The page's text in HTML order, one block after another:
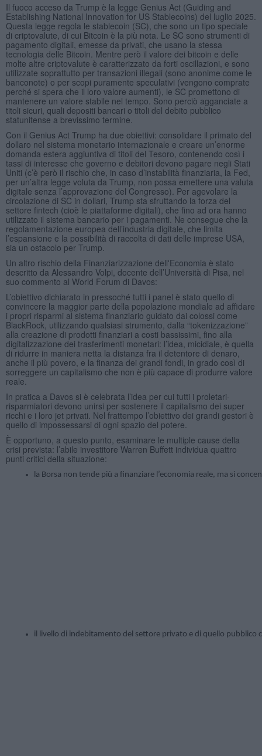
Il fuoco acceso da Trump è la legge Genius Act (Guiding and
Establishing National Innovation for US Stablecoins) del luglio 2025.
Questa legge regola le stablecoin (SC), che sono un tipo speciale
di criptovalute, di cui Bitcoin è la più nota. Le SC sono strumenti di
pagamento digitali, emesse da privati, che usano la stessa
tecnologia delle Bitcoin. Mentre però il valore dei bitcoin e delle
molte altre criptovalute è caratterizzato da forti oscillazioni, e sono
utilizzate soprattutto per transazioni illegali (sono anonime come le
banconote) o per scopi puramente speculativi (vengono comprate
perché si spera che il loro valore aumenti), le SC promettono di
mantenere un valore stabile nel tempo. Sono perciò agganciate a
titoli sicuri, quali depositi bancari o titoli del debito pubblico
statunitense a brevissimo termine.
Con il Genius Act Trump ha due obiettivi: consolidare il primato del
dollaro nel sistema monetario internazionale e creare un’enorme
domanda estera aggiuntiva di titoli del Tesoro, contenendo così i
tassi di interesse che governo e debitori devono pagare negli Stati
Uniti (c’è però il rischio che, in caso d’instabilità finanziaria, la Fed,
per un’altra legge voluta da Trump, non possa emettere una valuta
digitale senza l’approvazione del Congresso). Per agevolare la
circolazione di SC in dollari, Trump sta sfruttando la forza del
settore fintech (cioè le piattaforme digitali), che fino ad ora hanno
utilizzato il sistema bancario per i pagamenti. Ne consegue che la
regolamentazione europea dell’industria digitale, che limita
l’espansione e la possibilità di raccolta di dati delle imprese USA,
sia un ostacolo per Trump.
Un altro rischio della Finanziarizzazione dell'Economia è stato
descritto da Alessandro Volpi, docente dell’Università di Pisa, nel
suo commento al World Forum di Davos:
L’obiettivo dichiarato in pressoché tutti i panel è stato quello di
convincere la maggior parte della popolazione mondiale ad affidare
i propri risparmi al sistema finanziario guidato dai colossi come
BlackRock, utilizzando qualsiasi strumento, dalla “tokenizzazione”
alla creazione di prodotti finanziari a costi bassissimi, fino alla
digitalizzazione dei trasferimenti monetari: l’idea, micidiale, è quella
di ridurre in maniera netta la distanza fra il detentore di denaro,
anche il più povero, e la finanza dei grandi fondi, in grado così di
sorreggere un capitalismo che non è più capace di produrre valore
reale.
In pratica a Davos si è celebrata l’idea per cui tutti i proletari-
risparmiatori devono unirsi per sostenere il capitalismo dei super
ricchi e i loro jet privati. Nel frattempo l’obiettivo dei grandi gestori è
quello di impossessarsi di ogni spazio del potere.
È opportuno, a questo punto, esaminare le multiple cause della
crisi prevista: l’abile investitore Warren Buffett individua quattro
punti critici della situazione:
la Borsa non tende più a finanziare l’economia reale, ma si
il livello di indebitamento del settore privato e di quello pubblico